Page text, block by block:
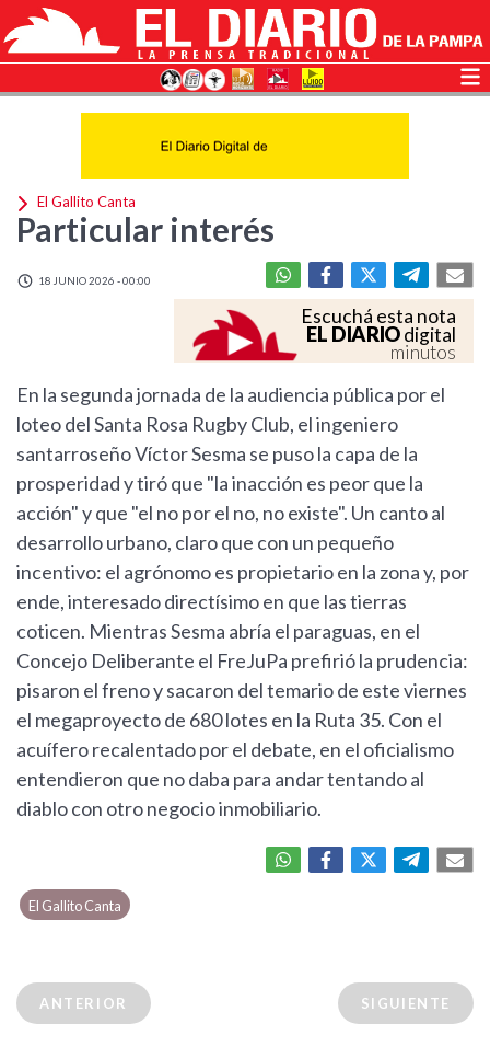
El Gallito Canta
Particular interés
18 JUNIO 2026 - 00:00
Escuchá esta nota
EL DIARIOdigital
minutos
En la segunda jornada de la audiencia pública por el
loteo del Santa Rosa Rugby Club, el ingeniero
santarroseño Víctor Sesma se puso la capa de la
prosperidad y tiró que "la inacción es peor que la
acción" y que "el no por el no, no existe". Un canto al
desarrollo urbano, claro que con un pequeño
incentivo: el agrónomo es propietario en la zona y, por
ende, interesado directísimo en que las tierras
coticen. Mientras Sesma abría el paraguas, en el
Concejo Deliberante el FreJuPa prefirió la prudencia:
pisaron el freno y sacaron del temario de este viernes
el megaproyecto de 680 lotes en la Ruta 35. Con el
acuífero recalentado por el debate, en el oficialismo
entendieron que no daba para andar tentando al
diablo con otro negocio inmobiliario.
El Gallito Canta
ANTERIOR SIGUIENTE